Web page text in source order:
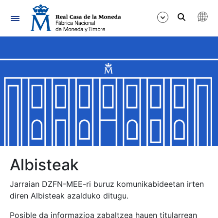
Nabigazioa
Erakutsi/Ezkutatu
Erakutsi/Ezkutatu
Erakutsi/Ezkutatu
Erakutsi/Ezkutatu
Albisteak
Jarraian DZFN-MEE-ri buruz komunikabideetan irten
diren Albisteak azalduko ditugu.
Posible da informazioa zabaltzea hauen titularrean